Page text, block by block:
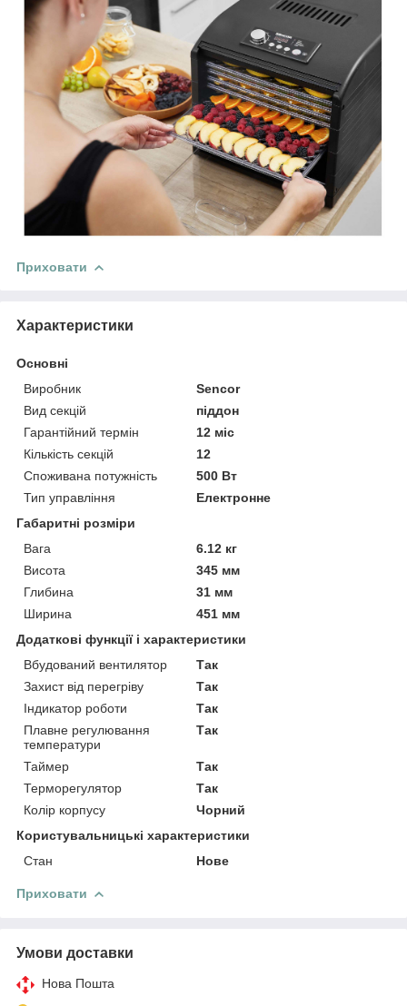
Приховати
Характеристики
Основні
Виробник
Sencor
Вид секцій
піддон
Гарантійний термін
12 міс
Кількість секцій
12
Споживана потужність
500 Вт
Тип управління
Електронне
Габаритні розміри
Вага
6.12 кг
Висота
345 мм
Глибина
31 мм
Ширина
451 мм
Додаткові функції і характеристики
Вбудований вентилятор
Так
Захист від перегріву
Так
Індикатор роботи
Так
Плавне регулювання
температури
Так
Таймер
Так
Терморегулятор
Так
Колір корпусу
Чорний
Користувальницькі характеристики
Стан
Нове
Приховати
Умови доставки
Нова Пошта